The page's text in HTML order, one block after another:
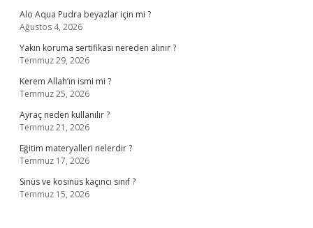
Alo Aqua Pudra beyazlar için mi ?
Ağustos 4, 2026
Yakın koruma sertifikası nereden alınır ?
Temmuz 29, 2026
Kerem Allah’ın ismi mi ?
Temmuz 25, 2026
Ayraç neden kullanılır ?
Temmuz 21, 2026
Eğitim materyalleri nelerdir ?
Temmuz 17, 2026
Sinüs ve kosinüs kaçıncı sınıf ?
Temmuz 15, 2026